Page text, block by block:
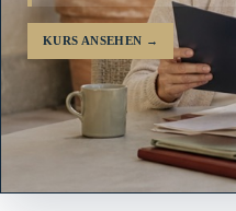
KURS ANSEHEN →